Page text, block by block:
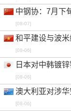
中钢协：7月下
[08-07]
和平建设与波
[08-06]
日本对中韩镀
[08-06]
澳大利亚对涉
[08-06]